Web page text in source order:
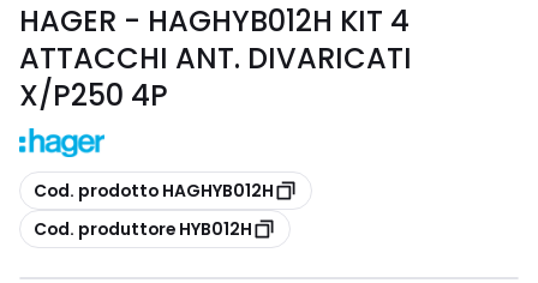
HAGER - HAGHYB012H KIT 4
ATTACCHI ANT. DIVARICATI
X/P250 4P
copia
Cod. prodotto HAGHYB012H
copia
Cod. produttore HYB012H